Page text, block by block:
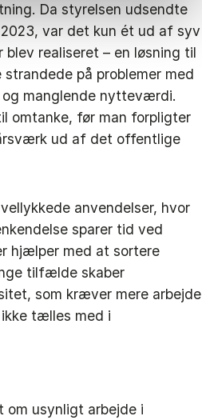
Da styrelsen udsendte
var det kun ét ud af syv
realiseret – en løsning til
på problemer med
manglende nytteværdi.
omtanke, før man forpligter
ud af det offentlige
anvendelser, hvor
sparer tid ved
hjælper med at sortere
tilfælde skaber
som kræver mere arbejde
tælles med i
om usynligt arbejde i